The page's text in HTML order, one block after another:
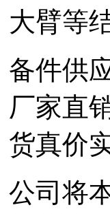
大臂等
备件供
厂家直
货真价
公司将